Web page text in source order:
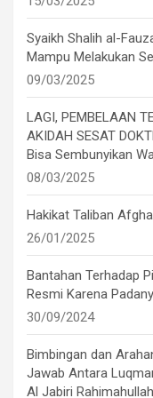
Syaikh Shalih al-
Mampu Melakukan
09/03/2025
LAGI, PEMBELAAN
AKIDAH SESAT
Bisa Sembunyikan
08/03/2025
Hakikat Taliban
26/01/2025
Bantahan Terhadap
Resmi Karena
30/09/2024
Bimbingan dan
Jawab Antara
Al Jabiri Rahimahullah